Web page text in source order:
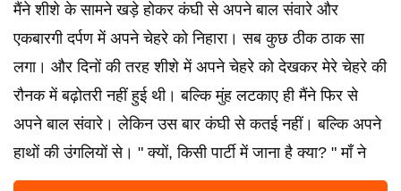
मैंने शीशे के सामने खड़े होकर कंघी से अपने बाल संवारे और
एकबारगी दर्पण में अपने चेहरे को निहारा। सब कुछ ठीक ठाक सा
लगा। और दिनों की तरह शीशे में अपने चेहरे को देखकर मेरे चेहरे की
रौनक में बढ़ोतरी नहीं हुई थी। बल्कि मुंह लटकाए ही मैंने फिर से
अपने बाल संवारे। लेकिन उस बार कंघी से कतई नहीं। बल्कि अपने
हाथों की उंगलियों से। " क्यों, किसी पार्टी में जाना है क्या? " माँ ने